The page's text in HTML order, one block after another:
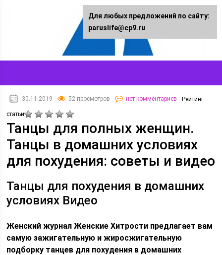
30.11.2019 52 просмотров нет комментариев Рейтинг
статьи
Танцы для полных женщин.
Танцы в домашних условиях
для похудения: советы и видео
Танцы для похудения в домашних
условиях Видео
Женский журнал Женские Хитрости предлагает вам
самую зажигательную и жиросжигательную
подборку танцев для похудения в домашних
Для любых предложений по сайту:
paruslife@cp9.ru